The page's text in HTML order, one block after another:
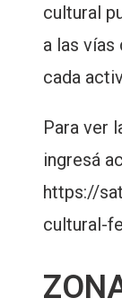
cultural
a las
cada
Para ver
ingresá
https://
cultural-